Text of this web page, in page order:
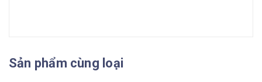
Sản phẩm cùng loại